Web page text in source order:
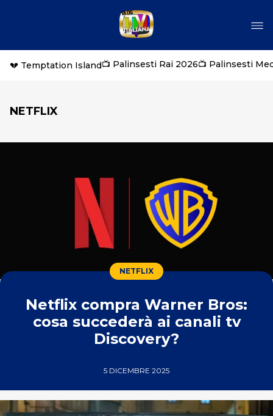
💔 Temptation Island📺 Palinsesti Rai 2026📺 Palinsesti
NETFLIX
NETFLIX
Netflix compra Warner Bros:
cosa succederà ai canali tv
Discovery?
5 DICEMBRE 2025